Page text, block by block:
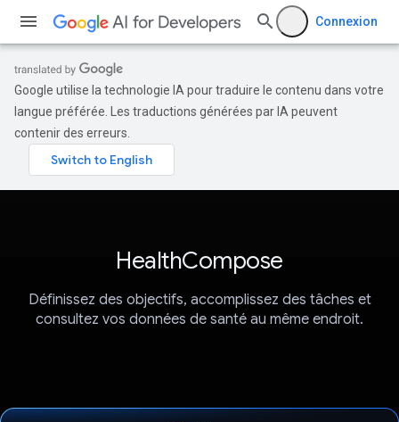
Connexion
Google utilise la technologie IA pour traduire le contenu dans votre
langue préférée. Les traductions générées par IA peuvent
contenir des erreurs.
HealthCompose
Définissez des objectifs, accomplissez des tâches et
consultez vos données de santé au même endroit.